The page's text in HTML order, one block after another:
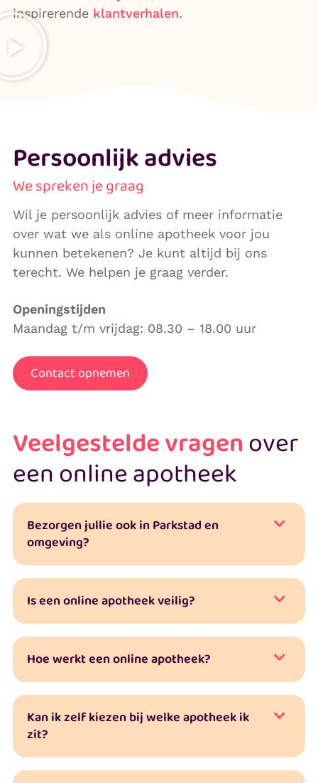
inspirerende klantverhalen.
Persoonlijk advies
We spreken je graag
Wil je persoonlijk advies of meer informatie
over wat we als online apotheek voor jou
kunnen betekenen? Je kunt altijd bij ons
terecht. We helpen je graag verder.
Openingstijden
Maandag t/m vrijdag: 08.30 – 18.00 uur
Contact opnemen
Veelgestelde vragenover
een online apotheek
Bezorgen jullie ook in Parkstad en
omgeving?
Is een online apotheek veilig?
Hoe werkt een online apotheek?
Kan ik zelf kiezen bij welke apotheek ik
zit?